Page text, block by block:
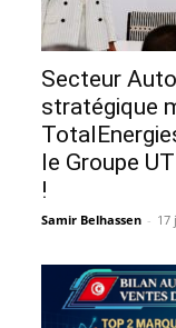
Secteur
stratégique
le Groupe
!
Samir Belhassen - 17